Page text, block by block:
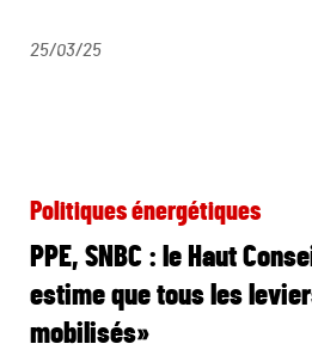
25/03/25
Politiques énergétiques
PPE, SNBC : le Haut
estime que tous les
mobilisés»